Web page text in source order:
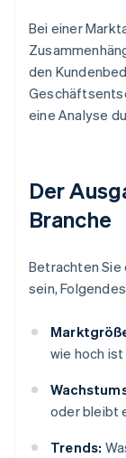
Bei einer
den
eine Analyse
Der
Branche
Betrachten Sie
sein,
wie hoch ist
oder bleibt
Trends: